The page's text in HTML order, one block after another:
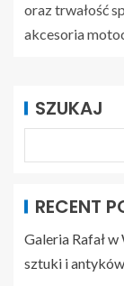
oraz trwałość
akcesoria
SZUKAJ
RECENT
Galeria Rafał
sztuki i antyków